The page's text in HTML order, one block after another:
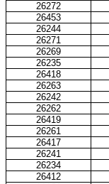
26272
26453
26244
26271
26269
26235
26418
26263
26242
26262
26419
26261
26417
26241
26234
26412